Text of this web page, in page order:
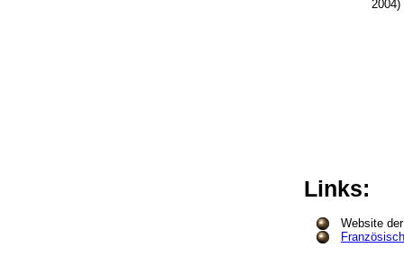
2004)
Links:
Website